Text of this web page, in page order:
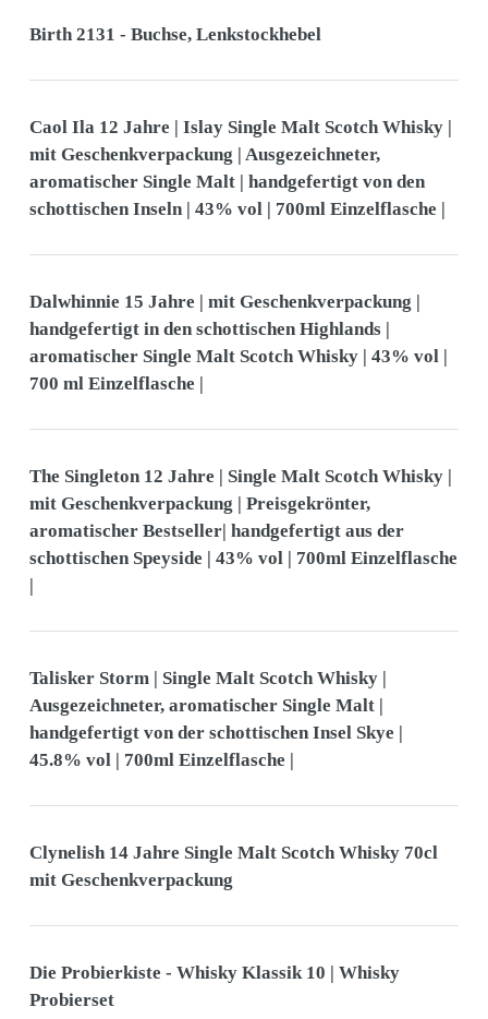
Birth 2131 - Buchse, Lenkstockhebel
Caol Ila 12 Jahre | Islay Single Malt Scotch Whisky |
mit Geschenkverpackung | Ausgezeichneter,
aromatischer Single Malt | handgefertigt von den
schottischen Inseln | 43% vol | 700ml Einzelflasche |
Dalwhinnie 15 Jahre | mit Geschenkverpackung |
handgefertigt in den schottischen Highlands |
aromatischer Single Malt Scotch Whisky | 43% vol |
700 ml Einzelflasche |
The Singleton 12 Jahre | Single Malt Scotch Whisky |
mit Geschenkverpackung | Preisgekrönter,
aromatischer Bestseller| handgefertigt aus der
schottischen Speyside | 43% vol | 700ml Einzelflasche
|
Talisker Storm | Single Malt Scotch Whisky |
Ausgezeichneter, aromatischer Single Malt |
handgefertigt von der schottischen Insel Skye |
45.8% vol | 700ml Einzelflasche |
Clynelish 14 Jahre Single Malt Scotch Whisky 70cl
mit Geschenkverpackung
Die Probierkiste - Whisky Klassik 10 | Whisky
Probierset